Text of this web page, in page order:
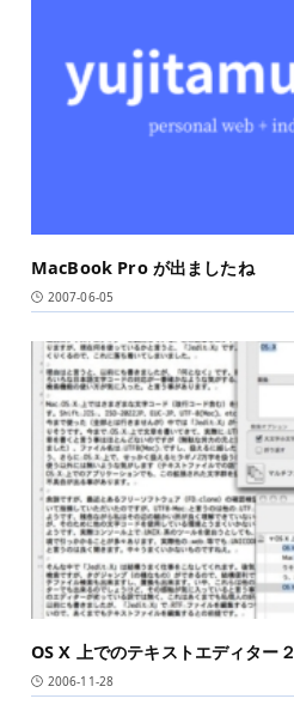
MacBook Pro が出ましたね
2007-06-05
OS X 上でのテキストエディター２
2006-11-28